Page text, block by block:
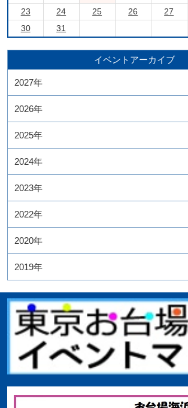
23
24 25 26 27
30
31
イベントアーカイブ
2027年
2026年
2025年
2024年
2023年
2022年
2020年
2019年